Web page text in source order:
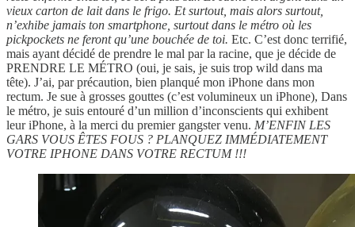
vieux carton de lait dans le frigo. Et surtout, mais alors surtout,
n’exhibe jamais ton smartphone, surtout dans le métro où les
pickpockets ne feront qu’une bouchée de toi. Etc. C’est donc terrifié,
mais ayant décidé de prendre le mal par la racine, que je décide de
PRENDRE LE MÉTRO (oui, je sais, je suis trop wild dans ma
tête). J’ai, par précaution, bien planqué mon iPhone dans mon
rectum. Je sue à grosses gouttes (c’est volumineux un iPhone), Dans
le métro, je suis entouré d’un million d’inconscients qui exhibent
leur iPhone, à la merci du premier gangster venu. M’ENFIN LES
GARS VOUS ÊTES FOUS ? PLANQUEZ IMMÉDIATEMENT
VOTRE IPHONE DANS VOTRE RECTUM !!!